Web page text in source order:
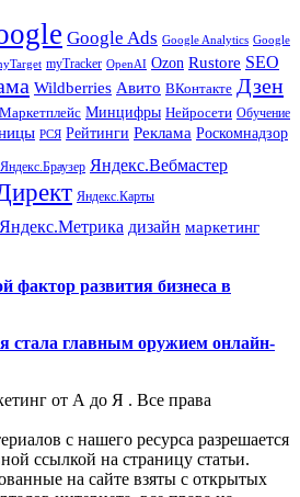
Google Ads Google Analytics Google
myTracker OpenAI Ozon Rustore SEO
Wildberries Авито ВКонтакте Дзен
Маркетплейс Минцифры Нейросети Обучение
РСЯ Рейтинги Реклама Роскомнадзор
Яндекс.Браузер Яндекс.Вебмастер
Яндекс.Карты
Яндекс.Метрика дизайн маркетинг
фактор развития бизнеса в
стала главным оружием онлайн-
от А до Я . Все права
с нашего ресурса разрешается
ссылкой на страницу статьи.
на сайте взяты с открытых